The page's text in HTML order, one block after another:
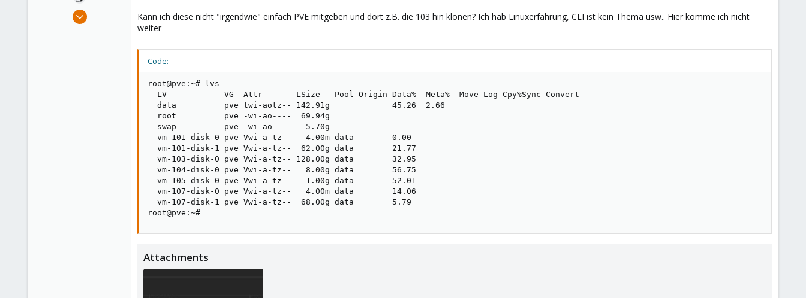
Sep 12, 2024
Kann ich diese nicht "irgendwie" einfach PVE mitgeben und dort z.B. die 103 hin klonen? Ich hab Linuxerfahrung, CLI ist kein Thema usw.. Hier komme ich nicht
weiter
Code:
root@pve:~# lvs
  LV            VG  Attr       LSize   Pool Origin Data%  Meta%  Move Log Cpy%Sync Convert
  data          pve twi-aotz-- 142.91g             45.26  2.66
  root          pve -wi-ao----  69.94g
  swap          pve -wi-ao----   5.70g
  vm-101-disk-0 pve Vwi-a-tz--   4.00m data        0.00
  vm-101-disk-1 pve Vwi-a-tz--  62.00g data        21.77
  vm-103-disk-0 pve Vwi-a-tz-- 128.00g data        32.95
  vm-104-disk-0 pve Vwi-a-tz--   8.00g data        56.75
  vm-105-disk-0 pve Vwi-a-tz--   1.00g data        52.01
  vm-107-disk-0 pve Vwi-a-tz--   4.00m data        14.06
  vm-107-disk-1 pve Vwi-a-tz--  68.00g data        5.79
root@pve:~#
Attachments